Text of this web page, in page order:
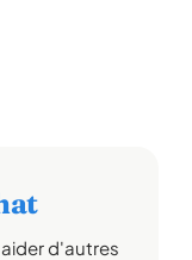
d'autres